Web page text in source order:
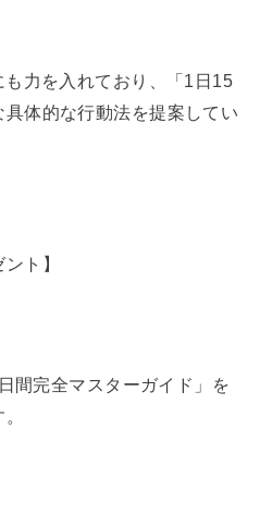
力を入れており、「1日15
体的な行動法を提案してい
ト】
間完全マスターガイド」を